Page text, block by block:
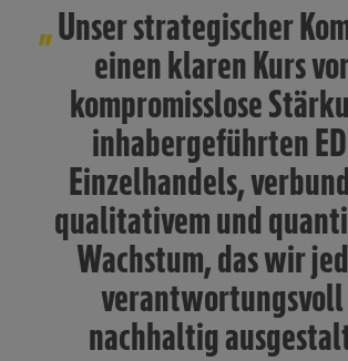
Unser strategischer
einen klaren Kurs
kompromisslose
inhabergeführten
Einzelhandels,
qualitativem und
Wachstum, das wir
nachhaltig